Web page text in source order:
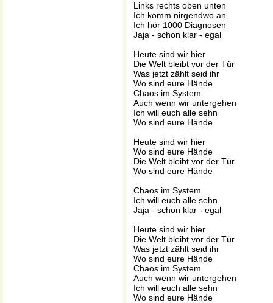
Links rechts oben unten
Ich komm nirgendwo an
Ich hör 1000 Diagnosen
Jaja - schon klar - egal
Heute sind wir hier
Die Welt bleibt vor der Tür
Was jetzt zählt seid ihr
Wo sind eure Hände
Chaos im System
Auch wenn wir untergehen
Ich will euch alle sehn
Wo sind eure Hände
Heute sind wir hier
Wo sind eure Hände
Die Welt bleibt vor der Tür
Wo sind eure Hände
Chaos im System
Ich will euch alle sehn
Jaja - schon klar - egal
Heute sind wir hier
Die Welt bleibt vor der Tür
Was jetzt zählt seid ihr
Wo sind eure Hände
Chaos im System
Auch wenn wir untergehen
Ich will euch alle sehn
Wo sind eure Hände